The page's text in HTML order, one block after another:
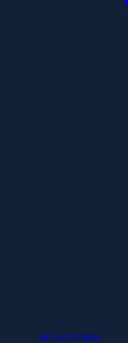
+852 6253 8886